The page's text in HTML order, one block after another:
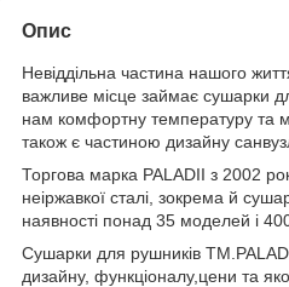
Опис
Невіддільна частина нашого
важливе місце займає сушарки
нам комфортну температуру та
також є частиною дизайну
Торгова марка PALADII з 2002
неіржавкої сталі, зокрема й
наявності понад 35 моделей і 400
Сушарки для рушників
дизайну, функціоналу,цени та